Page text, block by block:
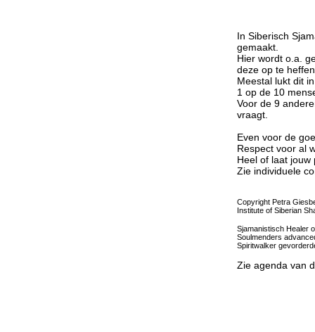
In Siberisch
gemaakt.
Hier wordt o.a.
deze op te
Meestal lukt dit
1 op de 10
Voor de 9
vraagt.
Even voor de
Respect voor al
Heel of laat
Zie individuele
Copyright Petra
Institute of Siberian
Sjamanistisch Healer
Soulmenders
Spiritwalker
Zie agenda van